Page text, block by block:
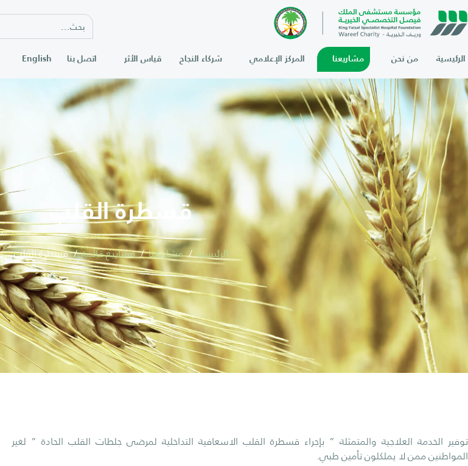
الرئيسية من نحن مشاريعنا المركز الإعلامي شركاء النجاح قياس الأثر اتصل بنا English
قسطرة القلب
الرئيسية مشاريعنا مشاريع قائمة قسطرة القلب
توفير الخدمة العلاجية والمتمثلة ” بإجراء قسطرة القلب الاسعافية التداخلية لمرضى جلطات القلب الحادة ” لغير
المواطنين ممن لا يملكلون تأمين طبي.